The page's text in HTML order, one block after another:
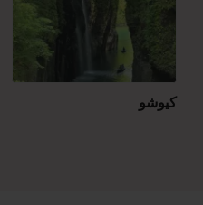
كيوشو